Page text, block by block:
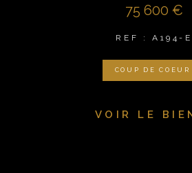
75 600 €
REF : A194-E
COUP DE COEUR
VOIR LE